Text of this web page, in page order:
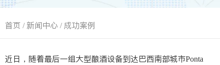
首页 /新闻中心 /成功案例
近日，随着最后一组大型酿酒设备到达巴西南部城市Ponta